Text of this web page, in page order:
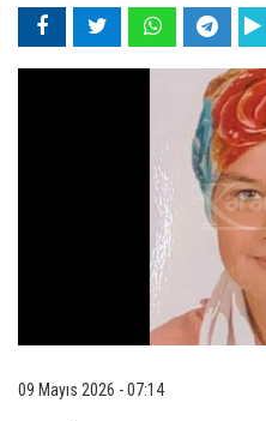
09 Mayıs 2026 - 07:14